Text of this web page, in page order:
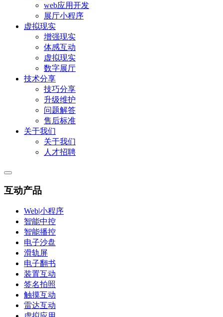
web应用开发
展厅小程序
虚拟现实
增强现实
体感互动
虚拟现实
数字展厅
技术分享
技巧分享
升级维护
问题解答
售后标准
关于我们
关于我们
人才招聘
互动产品
Web|小程序
智能中控
智能播控
电子沙盘
滑轨屏
电子翻书
装置互动
签名拍照
触摸互动
雷达互动